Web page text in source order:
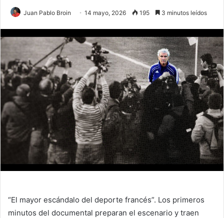
Juan Pablo Broin 14 mayo, 2026 195 3 minutos leídos
“El mayor escándalo del deporte francés”. Los primeros
minutos del documental preparan el escenario y traen